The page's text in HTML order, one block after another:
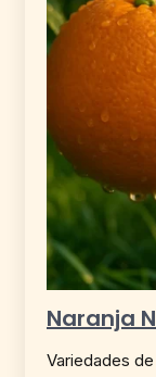
Naranja
Variedades